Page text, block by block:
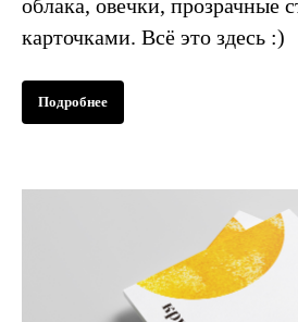
облака, овечки, прозрачные
карточками. Всё это здесь :)
Подробнее